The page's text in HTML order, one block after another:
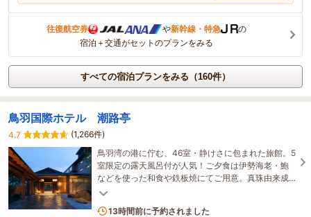
往復航空券 や新幹線・特急
の
宿泊＋交通がセットのプランをみる
すべての宿泊プランをみる（160件）
鳥羽国際ホテル 潮路亭
4.7
(1,266件)
鳥羽湾の港に佇む、46室・静けさに包まれた旅館。5
室限定の露天風呂付が人気！ご夕食は伊勢海老・鮑
などを使った和食や鉄板焼にてご用意。真珠由来成
分配合のパールオーロラ風呂も人気！
2名がこの宿を見ています